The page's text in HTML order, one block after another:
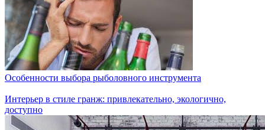
Особенности выбора рыболовного инструмента
Интерьер в стиле гранж: привлекательно, экологично,
доступно